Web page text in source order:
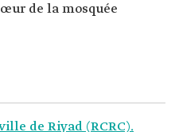
de la mosquée
de Riyad (RCRC).